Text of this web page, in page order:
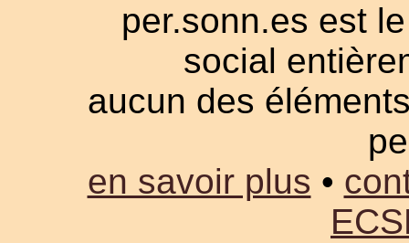
per.sonn.es est
social
aucun des
en savoir plus •